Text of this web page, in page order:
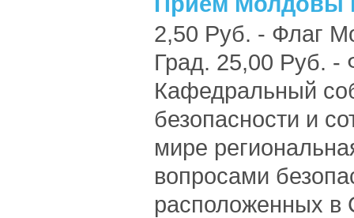
2,50 Руб. - Флаг
Град. 25,00 Руб. -
Кафедральный
безопасности и
мире
вопросами
расположенных в